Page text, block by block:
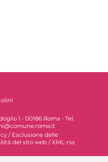
1 - 00186 Roma - Tel.
/ Esclusione delle
del sito web / XML-rss